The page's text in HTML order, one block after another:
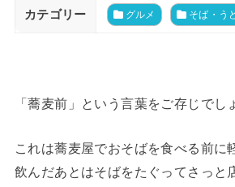
カテゴリー グルメ そば・う
「蕎麦前」という言葉をご存じでし
これは蕎麦屋でおそばを食べる前に
飲んだあとはそばをたぐってさっと